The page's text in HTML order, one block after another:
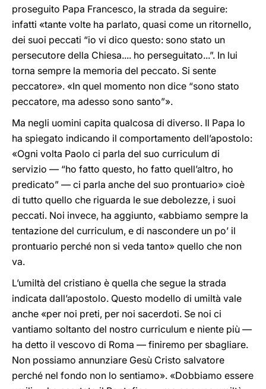
proseguito Papa Francesco, la strada da seguire:
infatti «tante volte ha parlato, quasi come un ritornello,
dei suoi peccati “io vi dico questo: sono stato un
persecutore della Chiesa.... ho perseguitato...”. In lui
torna sempre la memoria del peccato. Si sente
peccatore». «In quel momento non dice “sono stato
peccatore, ma adesso sono santo”».
Ma negli uomini capita qualcosa di diverso. Il Papa lo
ha spiegato indicando il comportamento dell’apostolo:
«Ogni volta Paolo ci parla del suo curriculum di
servizio — “ho fatto questo, ho fatto quell’altro, ho
predicato” — ci parla anche del suo prontuario» cioè
di tutto quello che riguarda le sue debolezze, i suoi
peccati. Noi invece, ha aggiunto, «abbiamo sempre la
tentazione del curriculum, e di nascondere un po’ il
prontuario perché non si veda tanto» quello che non
va.
L’umiltà del cristiano è quella che segue la strada
indicata dall’apostolo. Questo modello di umiltà vale
anche «per noi preti, per noi sacerdoti. Se noi ci
vantiamo soltanto del nostro curriculum e niente più —
ha detto il vescovo di Roma — finiremo per sbagliare.
Non possiamo annunziare Gesù Cristo salvatore
perché nel fondo non lo sentiamo». «Dobbiamo essere